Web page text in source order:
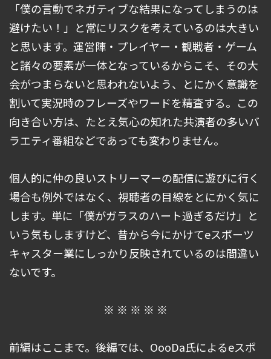
「僕の言動でネガティブな結果になってしまうのは
避けたい！」と常にリスクを考えているのは大きい
と思います。運営陣・プレイヤー・観戦者・ゲーム
と諸々の要素が一体となっているからこそ、その大
会がつまらないと思われないよう、とにかく意識を
割いて実況時のフレーズやワードを精査する。この
向き合い方は、たとえ気心の知れた共演者の多いバ
ラエティ番組などであっても変わりません。
個人的に仲の良いストリーマーの配信に遊びに行く
場合も例外ではなく、視聴者の目線をとにかく気に
します。単に「僕がガラスのハート過ぎるだけ」と
いう気もしますけど、昔から今にかけてeスポーツ
キャスター業にしっかり反映されているのは間違い
ないです。
※ ※ ※ ※ ※
前編はここまで。後編では、OooDa氏によるeスポ